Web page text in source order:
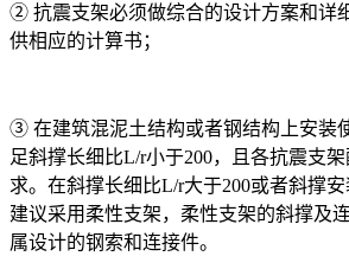
② 抗震支架必须做综合的设计方案和详
供相应的计算书；
③ 在建筑混泥土结构或者钢结构上安装
足斜撑长细比L/r小于200，且各抗震支
求。在斜撑长细比L/r大于200或者斜撑安
建议采用柔性支架，柔性支架的斜撑及
属设计的钢索和连接件。